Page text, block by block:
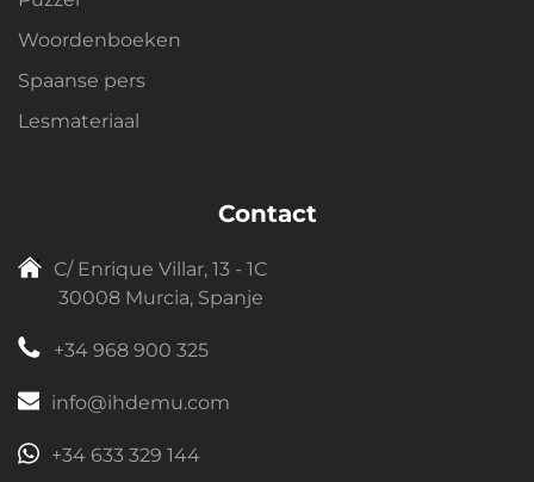
Woordenboeken
Spaanse pers
Lesmateriaal
Contact
C/ Enrique Villar, 13 - 1C
30008 Murcia, Spanje
+34 968 900 325
info@ihdemu.com
+34 633 329 144